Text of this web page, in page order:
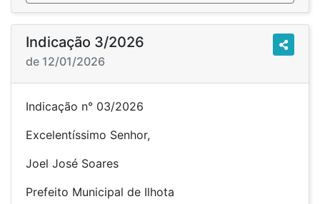
Indicação 3/2026
de 12/01/2026
Indicação n° 03/2026
Excelentíssimo Senhor,
Joel José Soares
Prefeito Municipal de Ilhota